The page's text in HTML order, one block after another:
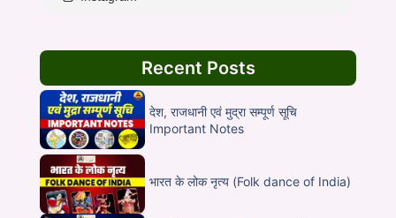
Recent Posts
देश, राजधानी एवं मुद्रा सम्पूर्ण सूचि
Important Notes
भारत के लोक नृत्य (Folk dance of India)